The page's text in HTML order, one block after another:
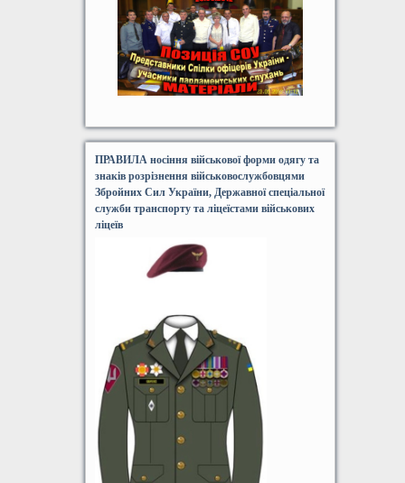
ПРАВИЛА носіння військової форми одягу та
знаків розрізнення військовослужбовцями
Збройних Сил України, Державної спеціальної
служби транспорту та ліцеїстами військових
ліцеїв